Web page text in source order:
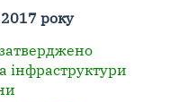
року
інфраструктури